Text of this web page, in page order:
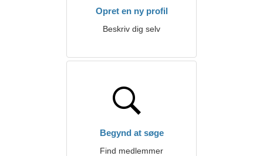
Opret en ny profil
Beskriv dig selv
Begynd at søge
Find medlemmer